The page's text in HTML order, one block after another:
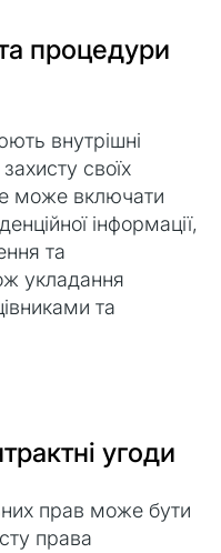
процедури
внутрішні
своїх
може включати
інформації,
та
укладання
та
угоди
прав може бути
права